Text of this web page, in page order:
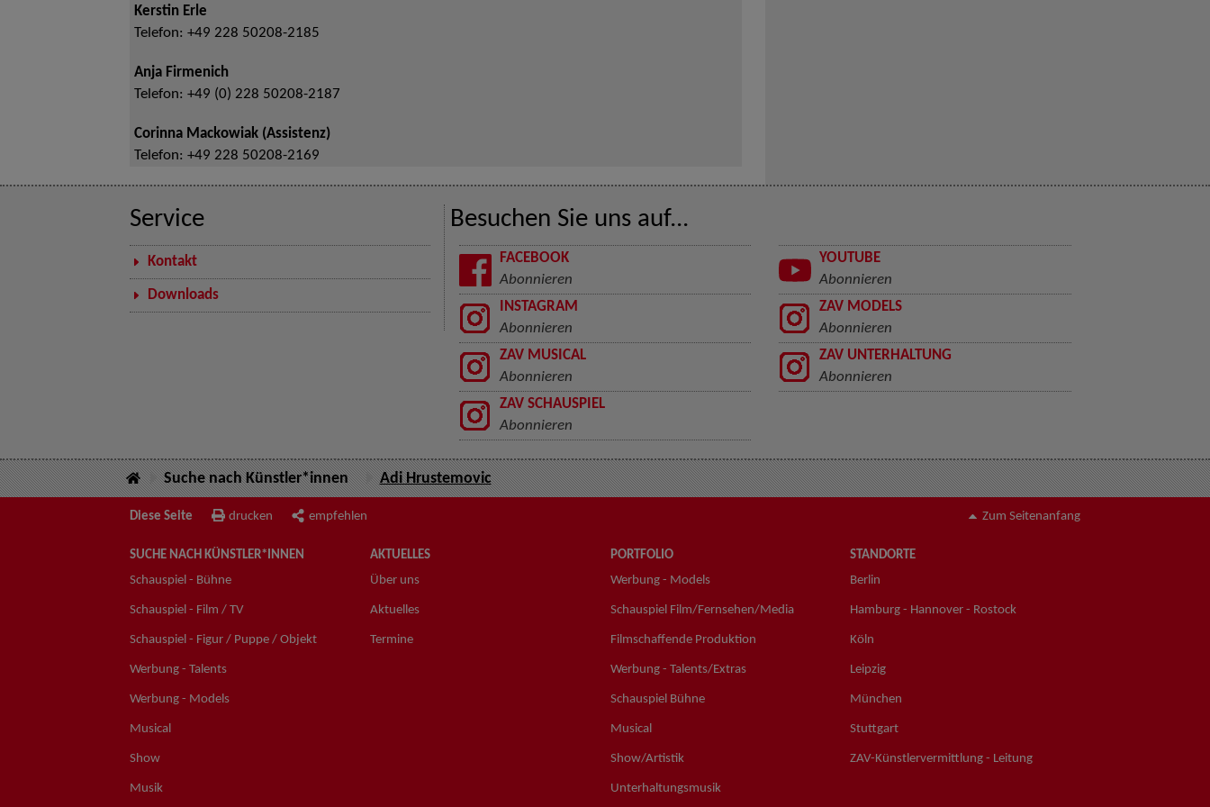
Kerstin Erle
Telefon: +49 228 50208-2185
Anja Firmenich
Telefon: +49 (0) 228 50208-2187
Corinna Mackowiak (Assistenz)
Telefon: +49 228 50208-2169
Service
Kontakt
Downloads
Besuchen Sie uns auf...
FACEBOOK
Abonnieren
YOUTUBE
Abonnieren
INSTAGRAM
Abonnieren
ZAV MODELS
Abonnieren
ZAV MUSICAL
Abonnieren
ZAV UNTERHALTUNG
Abonnieren
ZAV SCHAUSPIEL
Abonnieren
Suche nach Künstler*innen Adi Hrustemovic
Diese Seite drucken empfehlen Zum Seitenanfang
SUCHE NACH KÜNSTLER*INNEN
Schauspiel - Bühne
Schauspiel - Film / TV
Schauspiel - Figur / Puppe / Objekt
Werbung - Talents
Werbung - Models
Musical
Show
Musik
AKTUELLES
Über uns
Aktuelles
Termine
PORTFOLIO
Werbung - Models
Schauspiel Film/Fernsehen/Media
Filmschaffende Produktion
Werbung - Talents/Extras
Schauspiel Bühne
Musical
Show/Artistik
Unterhaltungsmusik
STANDORTE
Berlin
Hamburg - Hannover - Rostock
Köln
Leipzig
München
Stuttgart
ZAV-Künstlervermittlung - Leitung